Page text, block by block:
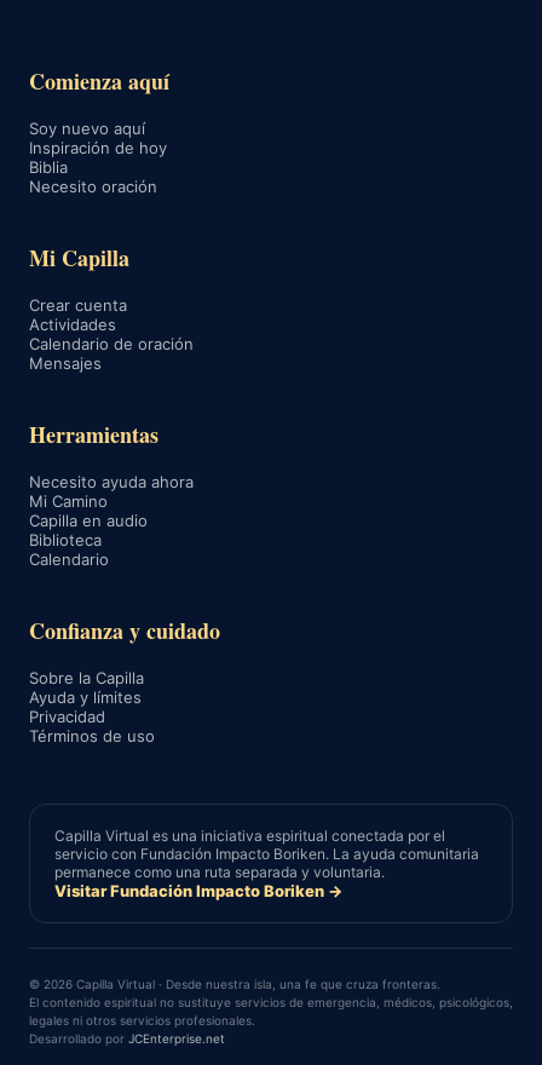
Comienza aquí
Soy nuevo aquí
Inspiración de hoy
Biblia
Necesito oración
Mi Capilla
Crear cuenta
Actividades
Calendario de oración
Mensajes
Herramientas
Necesito ayuda ahora
Mi Camino
Capilla en audio
Biblioteca
Calendario
Confianza y cuidado
Sobre la Capilla
Ayuda y límites
Privacidad
Términos de uso
Capilla Virtual es una iniciativa espiritual conectada por el
servicio con Fundación Impacto Boriken. La ayuda comunitaria
permanece como una ruta separada y voluntaria.
Visitar Fundación Impacto Boriken →
© 2026 Capilla Virtual · Desde nuestra isla, una fe que cruza fronteras.
El contenido espiritual no sustituye servicios de emergencia, médicos, psicológicos,
legales ni otros servicios profesionales.
Desarrollado por JCEnterprise.net